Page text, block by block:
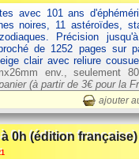
avec 101 ans
noires, 11 astéroïdes,
Précision
de 1252 pages sur
clair avec reliure
env., seulement
(à partir de 3€ pour la
ajouter
0h (édition française)